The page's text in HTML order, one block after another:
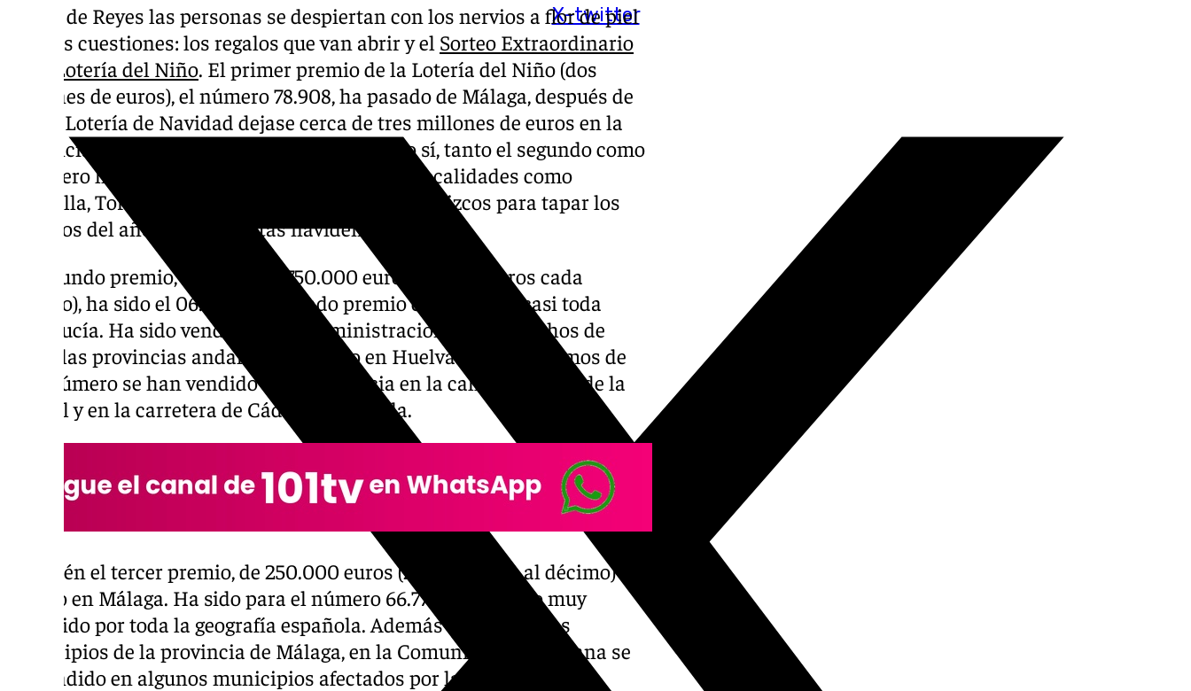
X-twitter
El Día de Reyes las personas se despiertan con los nervios a flor de piel
por dos cuestiones: los regalos que van abrir y el Sorteo Extraordinario
de la Lotería del Niño. El primer premio de la Lotería del Niño (dos
millones de euros), el número 78.908, ha pasado de Málaga, después de
que la Lotería de Navidad dejase cerca de tres millones de euros en la
provincia, y ha regado de millones a León. Eso sí, tanto el segundo como
el tercero han dejado dinero en la capital y en localidades como
Marbella, Torre del Mar o Cártama. Pequeños pellizcos para tapar los
agujeros del año tras las fiestas navideñas.
El segundo premio, dotado con 750.000 euros (75.000 euros cada
décimo), ha sido el 06.766 y ha dejado premio en Málaga y casi toda
Andalucía. Ha sido vendido en 18 administraciones o despachos de
todas las provincias andaluzas, excepto en Huelva. Varios décimos de
este número se han vendido en la provincia en la calle Abdalajís de la
capital y en la carretera de Cádiz de Marbella.
También el tercer premio, de 250.000 euros (25.000 euros al décimo) ha
tocado en Málaga. Ha sido para el número 66.777 y ha estado muy
repartido por toda la geografía española. Además de en algunos
municipios de la provincia de Málaga, en la Comunidad Valenciana se
ha vendido en algunos municipios afectados por la DANA.